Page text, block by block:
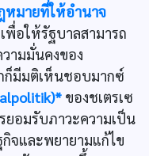
หมายที่ให้อำนาจ
พื่อให้รัฐบาลสามารถ
ามมั่นคงของ
ก็มีมติเห็นชอบมากซ์
ของชเตรเซ
ยอมรับภาวะความเป็น
จและพยายามแก้ไข